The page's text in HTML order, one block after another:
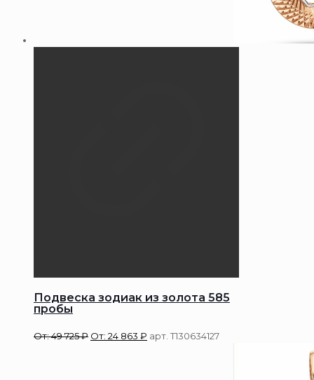
Подвеска зодиак из золота 585
пробы
От:49 725₽ От: 24 863 ₽ арт. Т130634127